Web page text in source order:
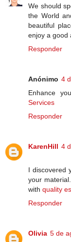
We should
the World
beautiful
enjoy a good
Responder
Anónimo 4
Enhance
Services
Responder
KarenHill 4
I discovered
your
with quality
Responder
Olivia 5 de